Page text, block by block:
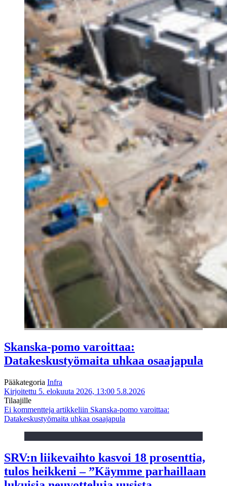
Skanska-pomo varoittaa:
Datakeskustyömaita uhkaa osaajapula
Pääkategoria Infra
Kirjoitettu 5. elokuuta 2026, 13:00 5.8.2026
Tilaajille
Ei kommentteja artikkeliin Skanska-pomo varoittaa:
Datakeskustyömaita uhkaa osaajapula
SRV:n liikevaihto kasvoi 18 prosenttia,
tulos heikkeni – ”Käymme parhaillaan